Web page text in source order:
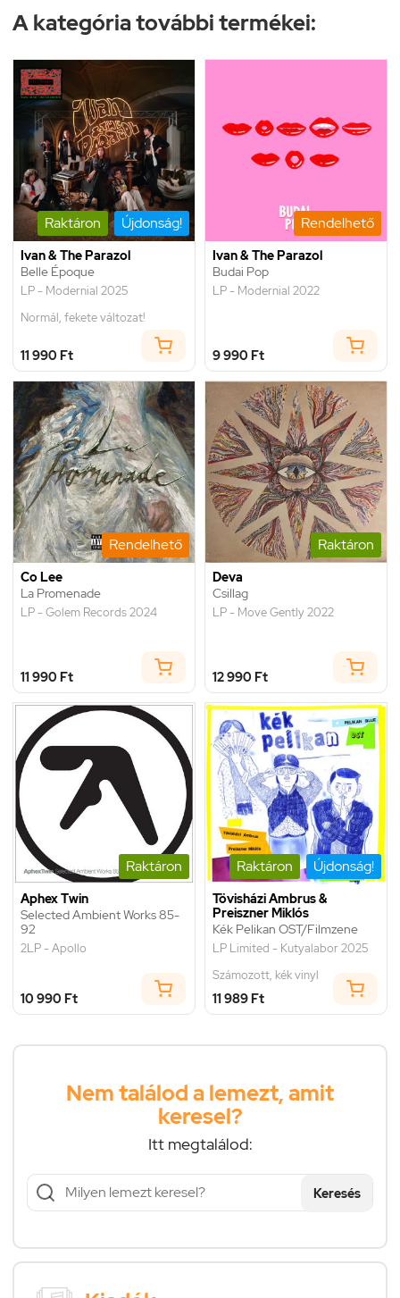
A kategória további termékei:
Raktáron Újdonság!
Ivan & The Parazol
Belle Époque
LP - Modernial 2025
Normál, fekete változat!
11 990 Ft
Rendelhető
Ivan & The Parazol
Budai Pop
LP - Modernial 2022
9 990 Ft
Rendelhető
Co Lee
La Promenade
LP - Golem Records 2024
11 990 Ft
Raktáron
Deva
Csillag
LP - Move Gently 2022
12 990 Ft
Raktáron
Aphex Twin
Selected Ambient Works 85-
92
2LP - Apollo
10 990 Ft
Raktáron Újdonság!
Tövisházi Ambrus &
Preiszner Miklós
Kék Pelikan OST/Filmzene
LP Limited - Kutyalabor 2025
Számozott, kék vinyl
11 989 Ft
Nem találod a lemezt, amit
keresel?
Itt megtalálod:
Keresés